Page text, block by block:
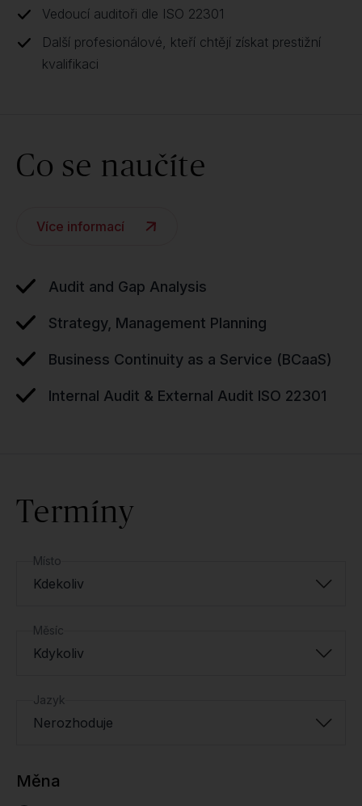
Vedoucí auditoři dle ISO 22301
Další profesionálové, kteří chtějí získat prestižní
kvalifikaci
Co se naučíte
Více informací
Audit and Gap Analysis
Strategy, Management Planning
Business Continuity as a Service (BCaaS)
Internal Audit & External Audit ISO 22301
Termíny
Místo
Kdekoliv
Měsíc
Kdykoliv
Jazyk
Nerozhoduje
Měna